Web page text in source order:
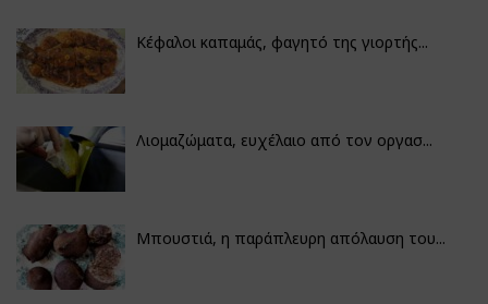
Κέφαλοι καπαμάς, φαγητό της γιορτής...
Λιομαζώματα, ευχέλαιο από τον οργασ...
Μπουστιά, η παράπλευρη απόλαυση του...